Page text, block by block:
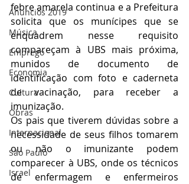
Anuncios 2019
Música
Emprego
Economia
Cultura
Obras
Internacional
São Paulo
Israel
febre amarela continua e a Prefeitura
solicita que os munícipes que se
enquadrem nesse requisito
compareçam à UBS mais próxima,
munidos de documento de
identificação com foto e caderneta
de vacinação, para receber a
imunização.
Os pais que tiverem dúvidas sobre a
necessidade de seus filhos tomarem
ou não o imunizante podem
comparecer à UBS, onde os técnicos
de enfermagem e enfermeiros